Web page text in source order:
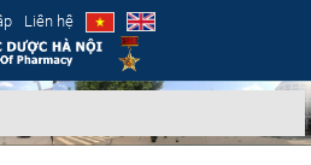
Liên hệ